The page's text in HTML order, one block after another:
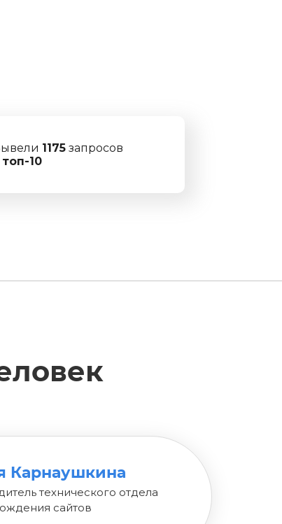
1175запросов
топ-10
Карнаушкина
технического отдела
сайтов